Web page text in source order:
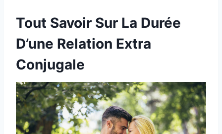
Tout Savoir Sur La Durée
D’une Relation Extra
Conjugale